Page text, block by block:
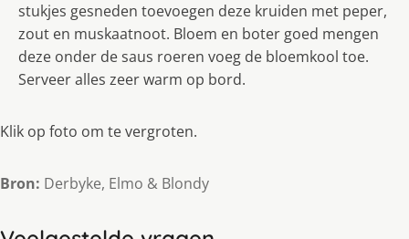
stukjes gesneden toevoegen deze kruiden met peper,
zout en muskaatnoot. Bloem en boter goed mengen
deze onder de saus roeren voeg de bloemkool toe.
Serveer alles zeer warm op bord.
Klik op foto om te vergroten.
Bron: Derbyke, Elmo & Blondy